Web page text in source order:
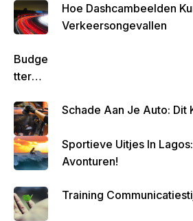
Hoe Dashcambeelden
Verkeersongevallen
Budge
Tteren
Belan
Grijk
Om
Zo
Geld
Over
Schade Aan Je Auto: Dit
Sportieve Uitjes In
Avonturen!
Training